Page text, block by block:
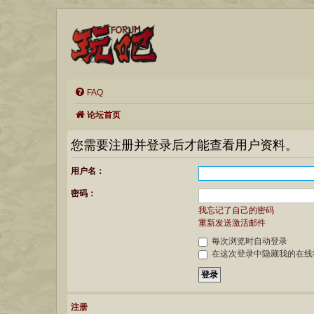
FAQ
论坛首页
您需要注册并登录后才能查看用户资料。
用户名：
密码：
我忘记了自己的密码
重新发送激活邮件
每次浏览时自动登录
在这次登录中隐藏我的在线
注册